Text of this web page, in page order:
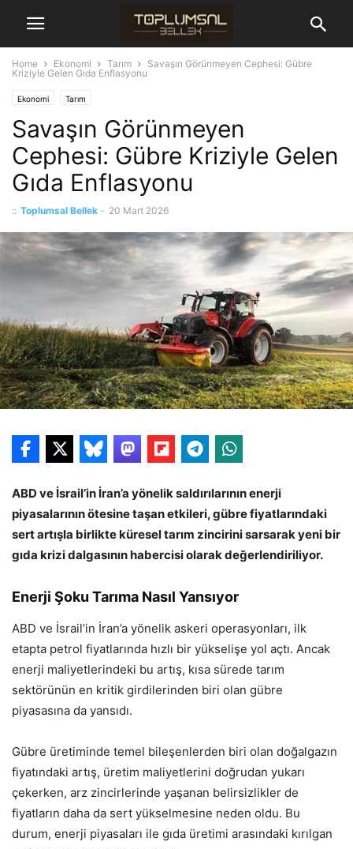
Home Ekonomi Tarım
Savaşın Görünmeyen Cephesi: Gübre
Kriziyle Gelen Gıda Enflasyonu
Ekonomi Tarım
Savaşın Görünmeyen
Cephesi: Gübre Kriziyle Gelen
Gıda Enflasyonu
:: Toplumsal Bellek - 20 Mart 2026
ABD ve İsrail’in İran’a yönelik saldırılarının enerji
piyasalarının ötesine taşan etkileri, gübre fiyatlarındaki
sert artışla birlikte küresel tarım zincirini sarsarak yeni bir
gıda krizi dalgasının habercisi olarak değerlendiriliyor.
Enerji Şoku Tarıma Nasıl Yansıyor
ABD ve İsrail’in İran’a yönelik askeri operasyonları, ilk
etapta petrol fiyatlarında hızlı bir yükselişe yol açtı. Ancak
enerji maliyetlerindeki bu artış, kısa sürede tarım
sektörünün en kritik girdilerinden biri olan gübre
piyasasına da yansıdı.
Gübre üretiminde temel bileşenlerden biri olan doğalgazın
fiyatındaki artış, üretim maliyetlerini doğrudan yukarı
çekerken, arz zincirlerinde yaşanan belirsizlikler de
fiyatların daha da sert yükselmesine neden oldu. Bu
durum, enerji piyasaları ile gıda üretimi arasındaki kırılgan